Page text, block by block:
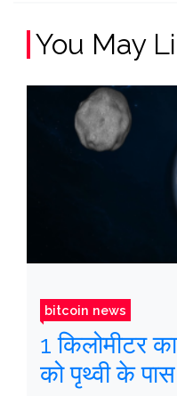
You May
bitcoin news
1 किलोमीटर
को पृथ्वी के